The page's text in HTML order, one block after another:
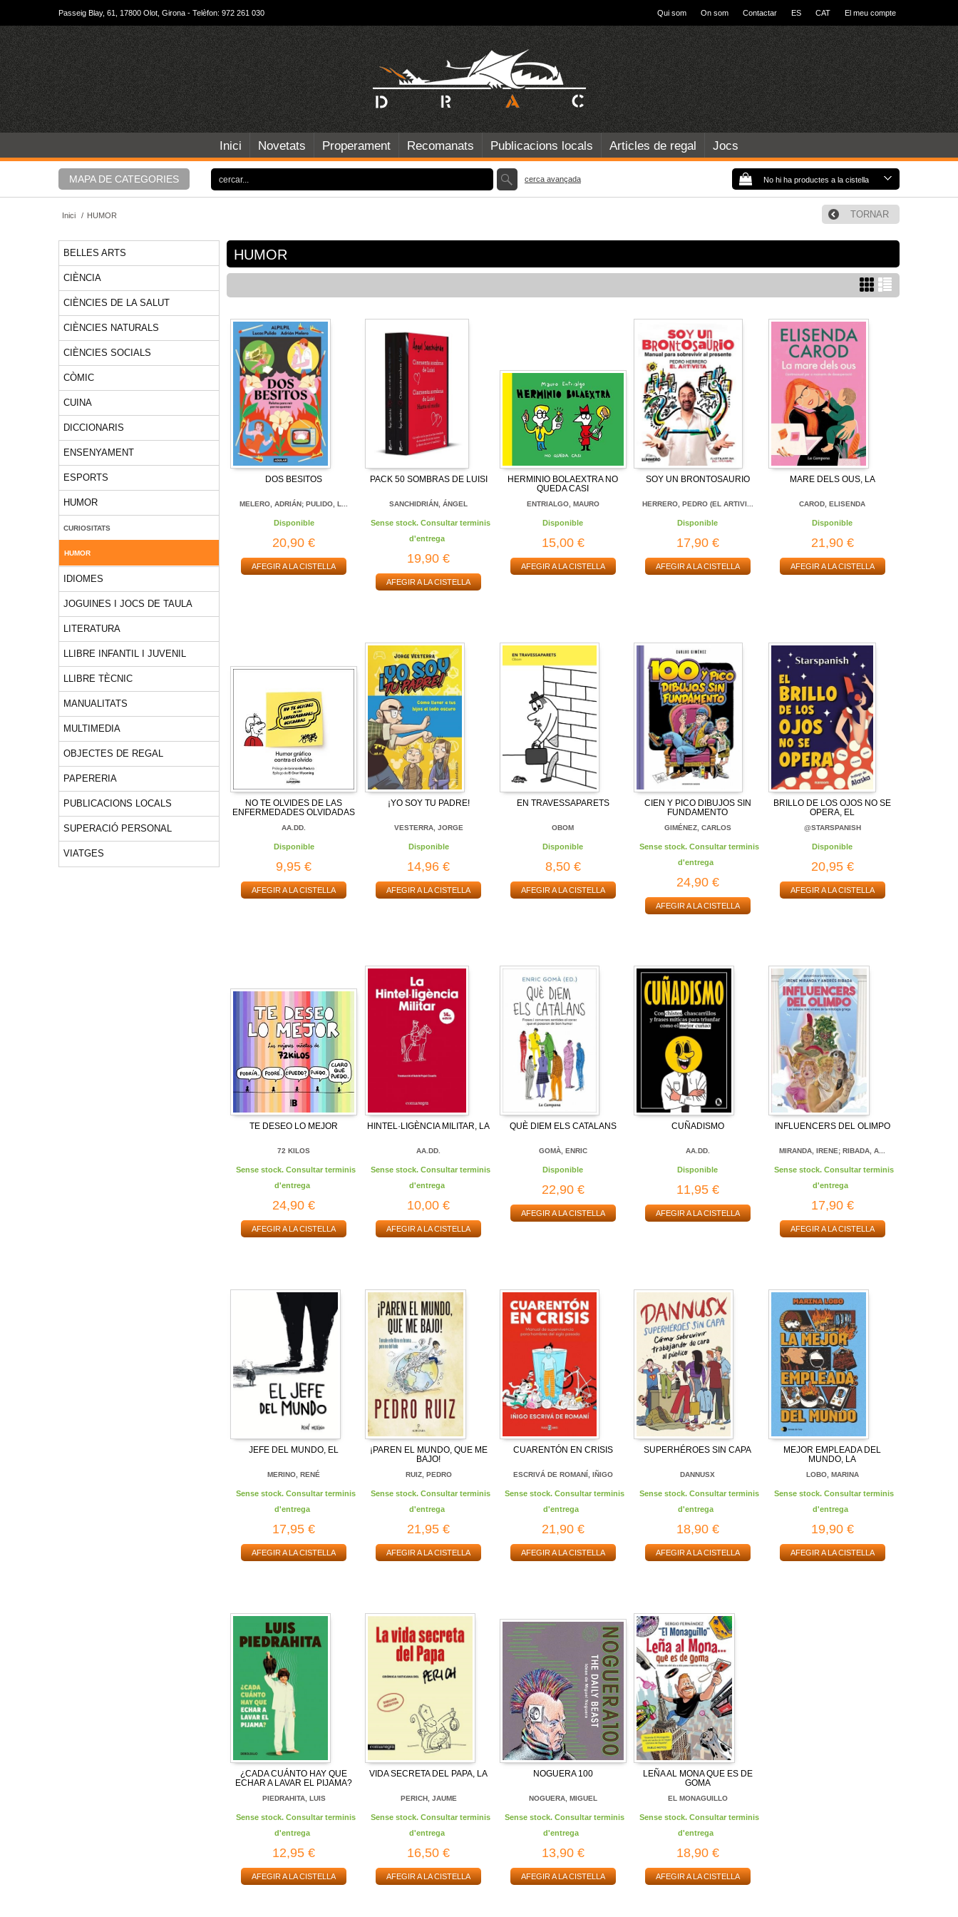
Passeig Blay, 61, 17800 Olot, Girona - Telèfon: 972 261 030 Qui som On som Contactar ES CAT El meu compte
Inici Novetats Properament Recomanats Publicacions locals Articles de regal Jocs
MAPA DE CATEGORIES No hi ha productes a la cistella
cerca avançada
Inici / HUMOR TORNAR
BELLES ARTS
CIÈNCIA
CIÈNCIES DE LA SALUT
CIÈNCIES NATURALS
CIÈNCIES SOCIALS
CÒMIC
CUINA
DICCIONARIS
ENSENYAMENT
ESPORTS
HUMOR
CURIOSITATS
HUMOR
IDIOMES
JOGUINES I JOCS DE TAULA
LITERATURA
LLIBRE INFANTIL I JUVENIL
LLIBRE TÈCNIC
MANUALITATS
MULTIMEDIA
OBJECTES DE REGAL
PAPERERIA
PUBLICACIONS LOCALS
SUPERACIÓ PERSONAL
VIATGES
HUMOR
DOS BESITOS
MELERO, ADRIÁN; PULIDO, L...
Disponible
20,90 €
AFEGIR A LA CISTELLA
PACK 50 SOMBRAS DE LUISI
SANCHIDRIÁN, ÁNGEL
Sense stock. Consultar terminis
d'entrega
19,90 €
AFEGIR A LA CISTELLA
HERMINIO BOLAEXTRA NO
QUEDA CASI
ENTRIALGO, MAURO
Disponible
15,00 €
AFEGIR A LA CISTELLA
SOY UN BRONTOSAURIO
HERRERO, PEDRO (EL ARTIVI...
Disponible
17,90 €
AFEGIR A LA CISTELLA
MARE DELS OUS, LA
CAROD, ELISENDA
Disponible
21,90 €
AFEGIR A LA CISTELLA
NO TE OLVIDES DE LAS
ENFERMEDADES OLVIDADAS
AA.DD.
Disponible
9,95 €
AFEGIR A LA CISTELLA
¡YO SOY TU PADRE!
VESTERRA, JORGE
Disponible
14,96 €
AFEGIR A LA CISTELLA
EN TRAVESSAPARETS
OBOM
Disponible
8,50 €
AFEGIR A LA CISTELLA
CIEN Y PICO DIBUJOS SIN
FUNDAMENTO
GIMÉNEZ, CARLOS
Sense stock. Consultar terminis
d'entrega
24,90 €
AFEGIR A LA CISTELLA
BRILLO DE LOS OJOS NO SE
OPERA, EL
@STARSPANISH
Disponible
20,95 €
AFEGIR A LA CISTELLA
TE DESEO LO MEJOR
72 KILOS
Sense stock. Consultar terminis
d'entrega
24,90 €
AFEGIR A LA CISTELLA
HINTEL·LIGÈNCIA MILITAR, LA
AA.DD.
Sense stock. Consultar terminis
d'entrega
10,00 €
AFEGIR A LA CISTELLA
QUÈ DIEM ELS CATALANS
GOMÀ, ENRIC
Disponible
22,90 €
AFEGIR A LA CISTELLA
CUÑADISMO
AA.DD.
Disponible
11,95 €
AFEGIR A LA CISTELLA
INFLUENCERS DEL OLIMPO
MIRANDA, IRENE; RIBADA, A...
Sense stock. Consultar terminis
d'entrega
17,90 €
AFEGIR A LA CISTELLA
JEFE DEL MUNDO, EL
MERINO, RENÉ
Sense stock. Consultar terminis
d'entrega
17,95 €
AFEGIR A LA CISTELLA
¡PAREN EL MUNDO, QUE ME
BAJO!
RUIZ, PEDRO
Sense stock. Consultar terminis
d'entrega
21,95 €
AFEGIR A LA CISTELLA
CUARENTÓN EN CRISIS
ESCRIVÁ DE ROMANÍ, IÑIGO
Sense stock. Consultar terminis
d'entrega
21,90 €
AFEGIR A LA CISTELLA
SUPERHÉROES SIN CAPA
DANNUSX
Sense stock. Consultar terminis
d'entrega
18,90 €
AFEGIR A LA CISTELLA
MEJOR EMPLEADA DEL
MUNDO, LA
LOBO, MARINA
Sense stock. Consultar terminis
d'entrega
19,90 €
AFEGIR A LA CISTELLA
¿CADA CUÁNTO HAY QUE
ECHAR A LAVAR EL PIJAMA?
PIEDRAHITA, LUIS
Sense stock. Consultar terminis
d'entrega
12,95 €
AFEGIR A LA CISTELLA
VIDA SECRETA DEL PAPA, LA
PERICH, JAUME
Sense stock. Consultar terminis
d'entrega
16,50 €
AFEGIR A LA CISTELLA
NOGUERA 100
NOGUERA, MIGUEL
Sense stock. Consultar terminis
d'entrega
13,90 €
AFEGIR A LA CISTELLA
LEÑA AL MONA QUE ES DE
GOMA
EL MONAGUILLO
Sense stock. Consultar terminis
d'entrega
18,90 €
AFEGIR A LA CISTELLA